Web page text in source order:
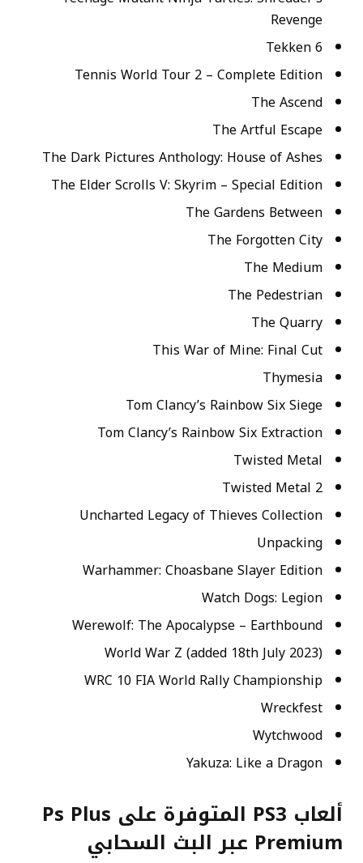
Revenge
Tekken 6
Tennis World Tour 2 – Complete Edition
The Ascend
The Artful Escape
The Dark Pictures Anthology: House of Ashes
The Elder Scrolls V: Skyrim – Special Edition
The Gardens Between
The Forgotten City
The Medium
The Pedestrian
The Quarry
This War of Mine: Final Cut
Thymesia
Tom Clancy’s Rainbow Six Siege
Tom Clancy’s Rainbow Six Extraction
Twisted Metal
Twisted Metal 2
Uncharted Legacy of Thieves Collection
Unpacking
Warhammer: Choasbane Slayer Edition
Watch Dogs: Legion
Werewolf: The Apocalypse – Earthbound
World War Z (added 18th July 2023)
WRC 10 FIA World Rally Championship
Wreckfest
Wytchwood
Yakuza: Like a Dragon
ألعاب PS3 المتوفرة على Ps Plus
Premium عبر البث السحابي